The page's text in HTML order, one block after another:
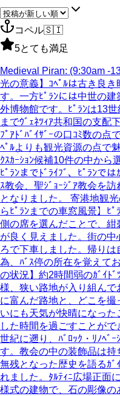
コペル🇸🇮
5とても満足
Medieval Piran: (9:30am -
光の意義】ｺﾍﾟﾙは古き良
す。一方ﾋﾟﾗﾝには中世の
外博物館です。ﾋﾟﾗﾝは13
までｳﾞｪﾈﾂｨｱ共和国の支配
ﾌﾟｱﾄﾞﾊﾞｲｻﾞｰの口ｺﾐ数の点
ﾍﾟﾙよりも観光資源の点で
ｸｽｶｰｼｮﾝ候補10件の中から
ﾋﾟﾗﾝまでﾄﾞﾗｲﾌﾞ、ﾋﾟﾗﾝで
ｽ教会、聖ｼﾞｮｰｼﾞｱ教会を
となりました。 寄港地観
らﾋﾟﾗﾝまでの車窓風景】ﾋ
側の席を選んだことで、紺
が良く見えました。街の
ろで下車しました。帰りは
為、ﾊﾞｽ停の所在を覚えて
の状況】約2時間弱のｶﾞｲﾄ
様、狭い路地が入り組ん
に富んだ路地と、どこを
いにも天気が快晴になっ
した時間を過ごすことが
世紀に遡り、ﾊﾞﾛｯｸ・ﾘﾉﾍﾞ
す。教会の中の装飾品は持
無残となった歴史を語るｶ
れました。ﾀﾙﾃｨﾆ広場正面
様式の建物で、石の彫像